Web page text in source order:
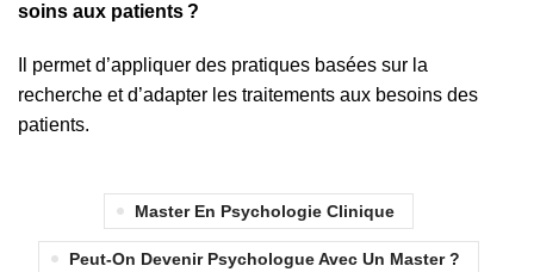
soins aux patients ?
Il permet d’appliquer des pratiques basées sur la
recherche et d’adapter les traitements aux besoins des
patients.
Master En Psychologie Clinique
Peut-On Devenir Psychologue Avec Un Master ?